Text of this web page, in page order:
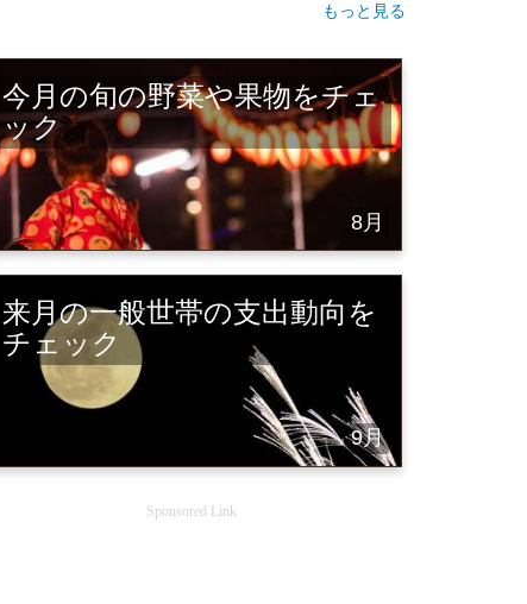
もっと見る
今月の旬の野菜や果物をチェ
ック
8月
来月の一般世帯の支出動向を
チェック
9月
Sponsored Link